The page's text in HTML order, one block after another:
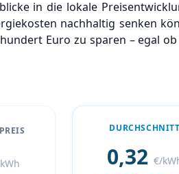
in die lokale
nachhaltig senken
Euro zu sparen – egal
DURCHSCHNITT
0,32 €/